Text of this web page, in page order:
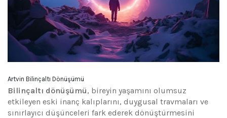
Artvin Bilinçaltı Dönüşümü
Bilinçaltı dönüşümü, bireyin yaşamını olumsuz
etkileyen eski inanç kalıplarını, duygusal travmaları ve
sınırlayıcı düşünceleri fark ederek dönüştürmesini